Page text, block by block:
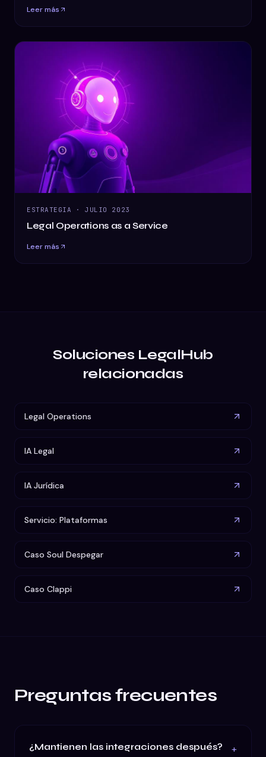
Leer más
ESTRATEGIA ·JULIO 2023
Legal Operations as a Service
Leer más
Soluciones LegalHub
relacionadas
Legal Operations
IA Legal
IA Jurídica
Servicio: Plataformas
Caso Soul Despegar
Caso Clappi
Preguntas frecuentes
¿Mantienen las integraciones después? +